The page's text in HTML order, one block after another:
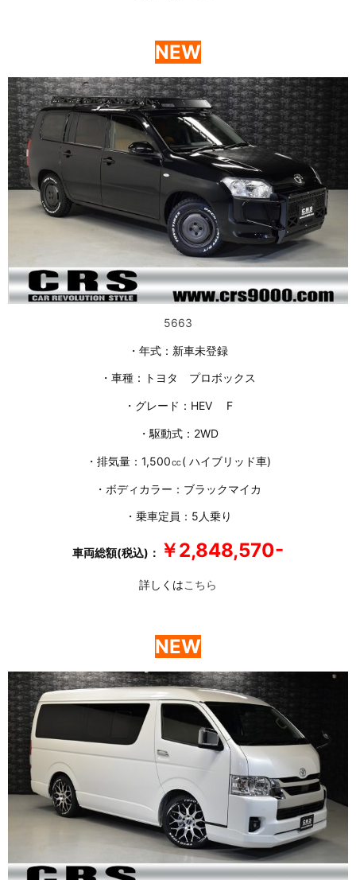
NEW
5663
・年式：新車未登録
・車種：トヨタ プロボックス
・グレード：HEV F
・駆動式：2WD
・排気量：1,500㏄( ハイブリッド車)
・ボディカラー：ブラックマイカ
・乗車定員：5人乗り
車両総額(税込)： ￥2,848,570-
詳しくはこちら
NEW